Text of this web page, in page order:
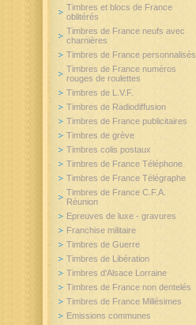
Timbres et blocs de France
oblitérés
Timbres de France neufs avec
charnières
Timbres de France personnalisés
Timbres de France numéros
rouges de roulettes
Timbres de L.V.F.
Timbres de Radiodiffusion
Timbres de France publicitaires
Timbres de grève
Timbres colis postaux
Timbres de France Téléphone
Timbres de France Télégraphe
Timbres de France C.F.A.
Réunion
Epreuves de luxe - gravures
Franchise militaire
Timbres de Guerre
Timbres de Libération
Timbres d'Alsace Lorraine
Timbres de France non dentelés
Timbres de France Millésimes
Emissions communes